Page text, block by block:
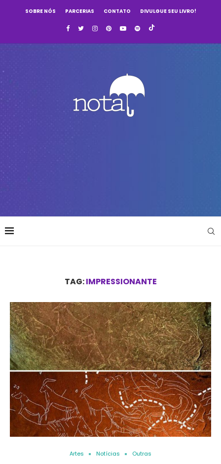
SOBRE NÓS PARCERIAS CONTATO DIVULGUE SEU LIVRO!
TAG:IMPRESSIONANTE
Artes Notícias Outras